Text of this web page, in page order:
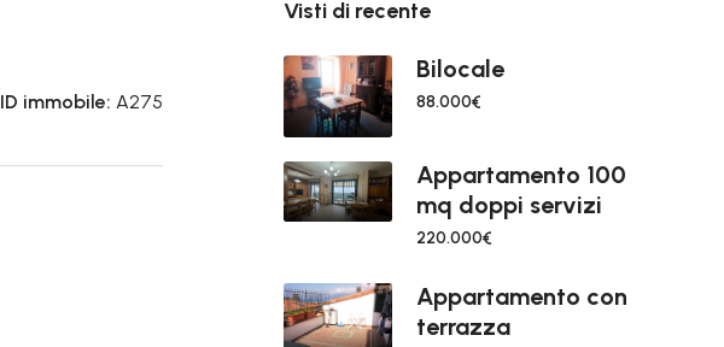
ID immobile: A275
Visti di recente
Bilocale
88.000€
Appartamento 100
mq doppi servizi
220.000€
Appartamento con
terrazza